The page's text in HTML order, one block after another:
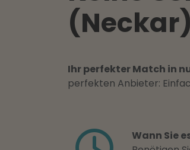
Ihr perfekter Match in
perfekten Anbieter:
Wann Sie